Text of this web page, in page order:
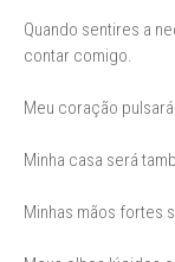
Quando sentires a
contar comigo.
Meu coração
Minha casa será
Minhas mãos fortes